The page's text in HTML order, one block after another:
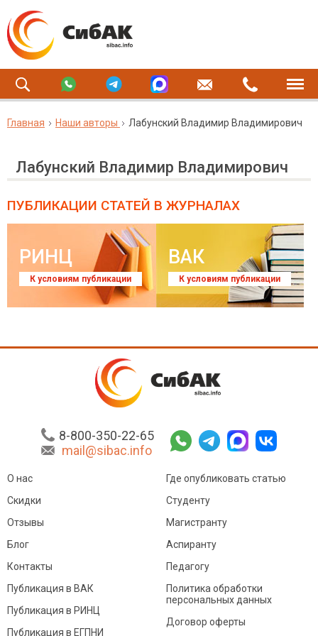
Главная Наши авторы Лабунский Владимир Владимирович
Лабунский Владимир Владимирович
ПУБЛИКАЦИИ СТАТЕЙ В ЖУРНАЛАХ
РИНЦ
К условиям публикации
ВАК
К условиям публикации
8-800-350-22-65
mail@sibac.info
О нас
Скидки
Отзывы
Блог
Контакты
Где опубликовать статью
Студенту
Магистранту
Аспиранту
Педагогу
Публикация в ВАК
Публикация в РИНЦ
Публикация в ЕГПНИ
Политика обработки
персональных данных
Договор оферты